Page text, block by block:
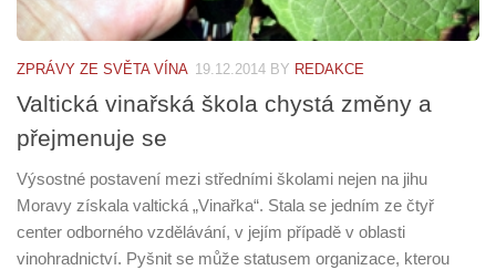
ZPRÁVY ZE SVĚTA VÍNA 19.12.2014 BY REDAKCE
Valtická vinařská škola chystá změny a
přejmenuje se
Výsostné postavení mezi středními školami nejen na jihu
Moravy získala valtická „Vinařka“. Stala se jedním ze čtyř
center odborného vzdělávání, v jejím případě v oblasti
vinohradnictví. Pyšnit se může statusem organizace, kterou